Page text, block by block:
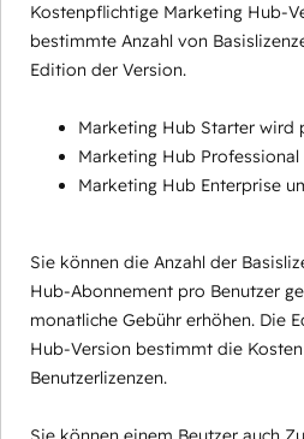
Kostenpflichtige Marketing Hub-
bestimmte Anzahl von
Edition der Version.
Marketing Hub Starter wird
Marketing Hub
Marketing Hub Enterprise
Sie können die Anzahl der
Hub-Abonnement pro Benutzer
monatliche Gebühr erhöhen. Die
Hub-Version bestimmt die
Benutzerlizenzen.